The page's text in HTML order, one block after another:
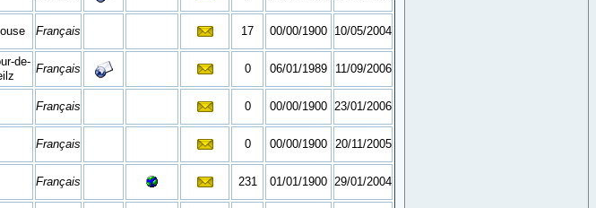
Français 17 00/00/1900 10/05/2004
de-
Français 0 06/01/1989 11/09/2006
Français 0 00/00/1900 23/01/2006
Français 0 00/00/1900 20/11/2005
Français 231 01/01/1900 29/01/2004